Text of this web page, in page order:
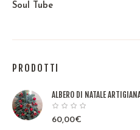
Soul Tube
PRODOTTI
ALBERO DI NATALE
60,00€